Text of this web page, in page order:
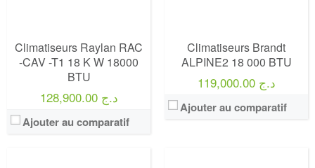
Climatiseurs Raylan RAC
-CAV -T1 18 K W 18000
BTU
128,900.00 د.ج
Ajouter au comparatif
Climatiseurs Brandt
ALPINE2 18 000 BTU
119,000.00 د.ج
Ajouter au comparatif